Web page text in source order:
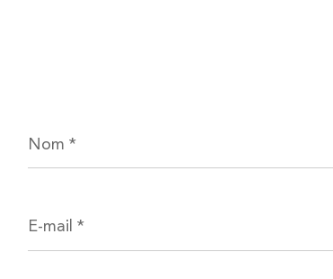
*
mail
*